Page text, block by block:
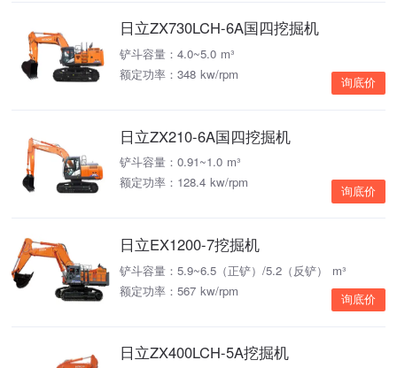
日立ZX730LCH-6A国四挖掘机
铲斗容量：4.0~5.0 m³
额定功率：348 kw/rpm
询底价
日立ZX210-6A国四挖掘机
铲斗容量：0.91~1.0 m³
额定功率：128.4 kw/rpm
询底价
日立EX1200-7挖掘机
铲斗容量：5.9~6.5（正铲）/5.2（反铲） m³
额定功率：567 kw/rpm
询底价
日立ZX400LCH-5A挖掘机